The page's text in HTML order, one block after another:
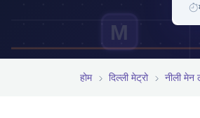
M
होम दिल्ली मेट्रो नीली मेन